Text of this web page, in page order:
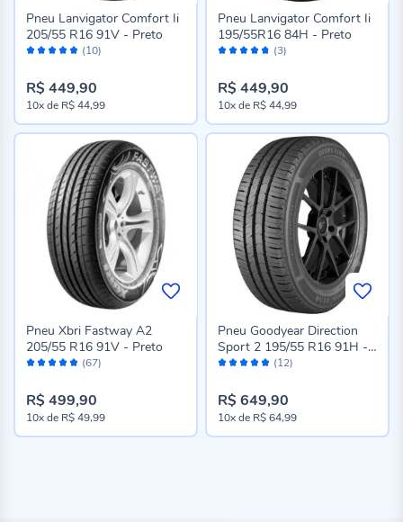
Avaliação: (10)
Pneu Lanvigator Comfort Ii
205/55 R16 91V - Preto
R$ 449,90
10xde R$ 44,99
Avaliação: (3)
Pneu Lanvigator Comfort Ii
195/55R16 84H - Preto
R$ 449,90
10xde R$ 44,99
Avaliação: (67)
Pneu Xbri Fastway A2
205/55 R16 91V - Preto
R$ 499,90
10xde R$ 49,99
Avaliação: (12)
Pneu Goodyear Direction
Sport 2 195/55 R16 91H -
Preto
R$ 649,90
10xde R$ 64,99